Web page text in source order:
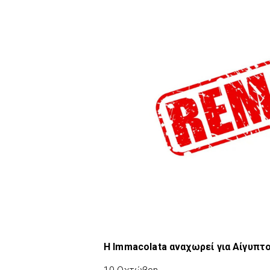
Η Immacolata αναχωρεί για